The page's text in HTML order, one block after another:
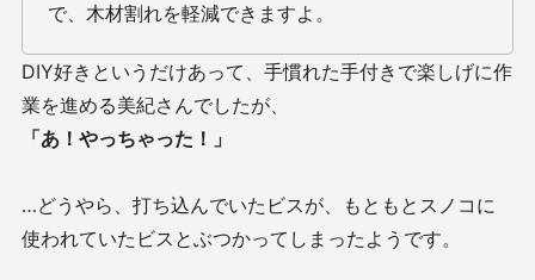
で、木材割れを軽減できますよ。
DIY好きというだけあって、手慣れた手付きで楽しげに作
業を進める美紀さんでしたが、
「あ！やっちゃった！」
…どうやら、打ち込んでいたビスが、もともとスノコに
使われていたビスとぶつかってしまったようです。